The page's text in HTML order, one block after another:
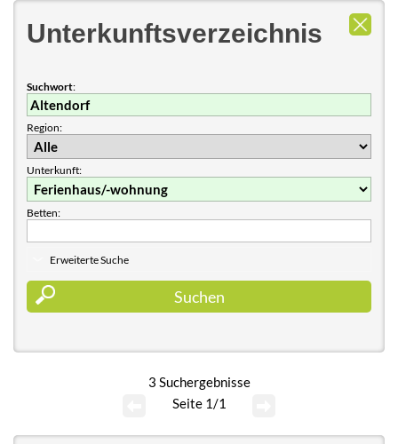
Unterkunftsverzeichnis
Suchwort:
Region:
Unterkunft:
Betten:
Erweiterte Suche
3 Suchergebnisse
Seite 1/1